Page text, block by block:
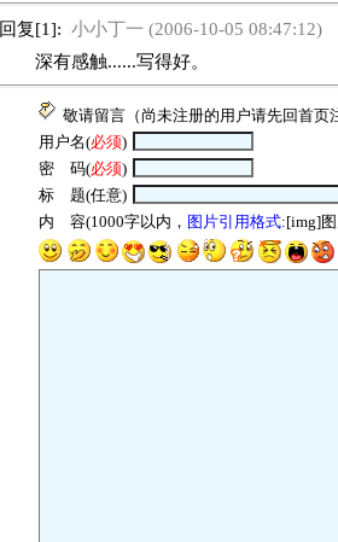
回复[1]: 小小丁一 (2006-10-05 08:47:12)
深有感触......写得好。
敬请留言（尚未注册的用户请先回首页
用户名(必须)
密 码(必须)
标 题(任意)
内 容(1000字以内， 图片引用格式:[img]